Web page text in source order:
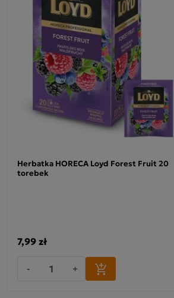
Herbatka HORECA Loyd Forest Fruit 20
torebek
7,99 zł
- +